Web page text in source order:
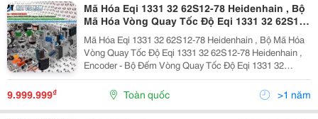
Mã Hóa Eqi 1331 32 62S12-78 Heidenhain , Bộ
Mã Hóa Vòng Quay Tốc Độ Eqi 1331 32 62S12-
78 Heidenhain , Encoder - Bộ Đếm Vòng Quay
Tốc Độ Eqi 1331 32 62S12-78 Heidenhain ,
Rotary Encoder - Thiết Bị Mã Hóa Xung Eqi
1331 32 62S12-78 Heidenhain
Mã Hóa Eqi 1331 32 62S12-78 Heidenhain , Bộ Mã Hóa
Vòng Quay Tốc Độ Eqi 1331 32 62S12-78 Heidenhain ,
Encoder - Bộ Đếm Vòng Quay Tốc Độ Eqi 1331 32
62S12-78 Heidenhain , Rotary Encoder - Thiết Bị Mã Hóa
Xung Eqi 1331 32 62S12-78 Heidenhain Liên Hệ...
9.999.999₫ Toàn quốc >1 năm